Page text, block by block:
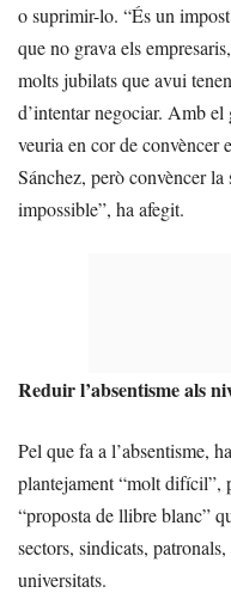
o suprimir-lo. “És un
que no grava els
molts jubilats que avui
d’intentar negociar. Amb
veuria en cor de convèncer
Sánchez, però convèncer
impossible”, ha afegit.
Reduir l’absentisme als
Pel que fa a l’absentisme,
plantejament “molt difícil”,
“proposta de llibre blanc”
sectors, sindicats,
universitats.